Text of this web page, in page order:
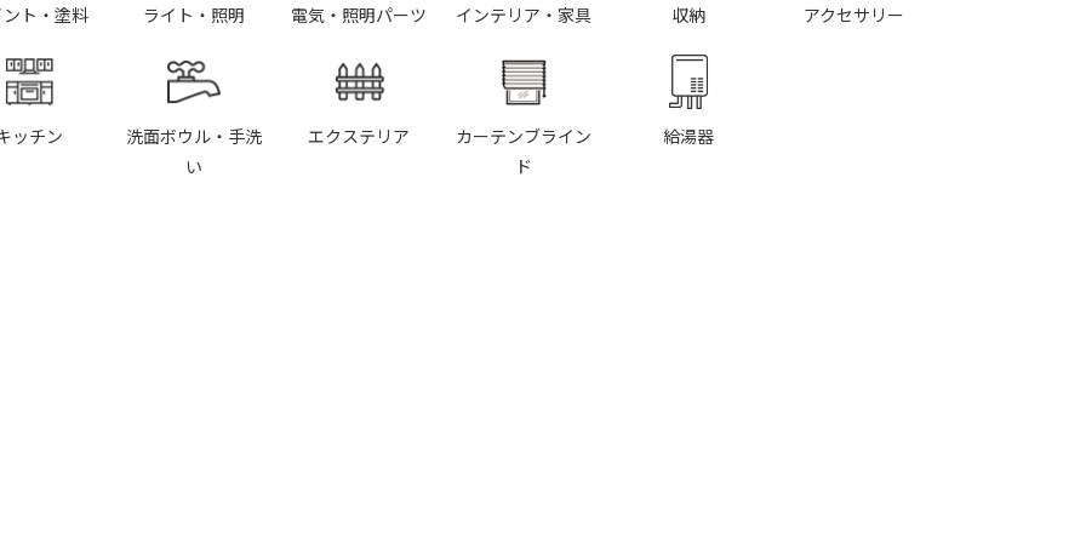
ト・塗料 ライト・照明 電気・照明パーツ インテリア・家具 収納 アクセサリー
ッチン
洗面ボウル・手洗
い
エクステリア
カーテンブライン
ド
給湯器